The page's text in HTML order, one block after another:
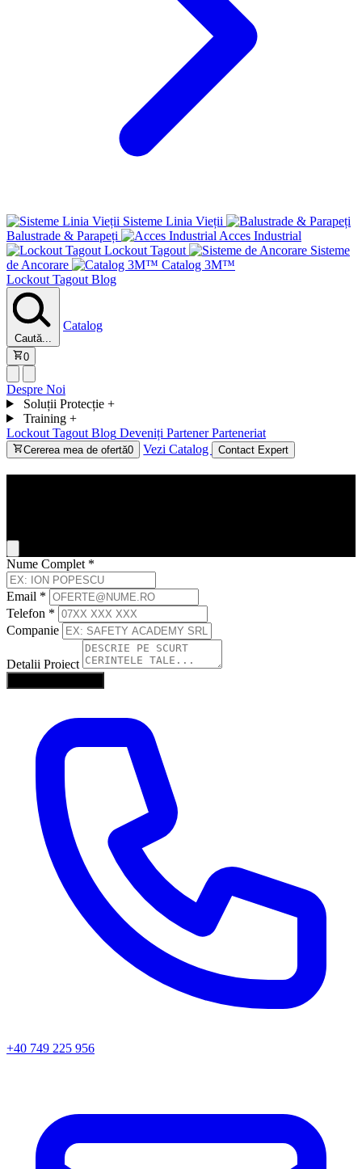
Sisteme Linia Vieții
Balustrade & Parapeți
Acces Industrial
Lockout Tagout
Sisteme
de Ancorare
Catalog 3M™
Lockout TagoutBlog
Caută...
Catalog
0
Despre Noi
Soluții Protecție +
Training +
Lockout Tagout Blog Deveniți Partener Parteneriat
Cererea mea de ofertă0 Vezi Catalog Contact Expert
Nume Complet *
Email *
Telefon *
Companie
Detalii Proiect
+40 749 225 956